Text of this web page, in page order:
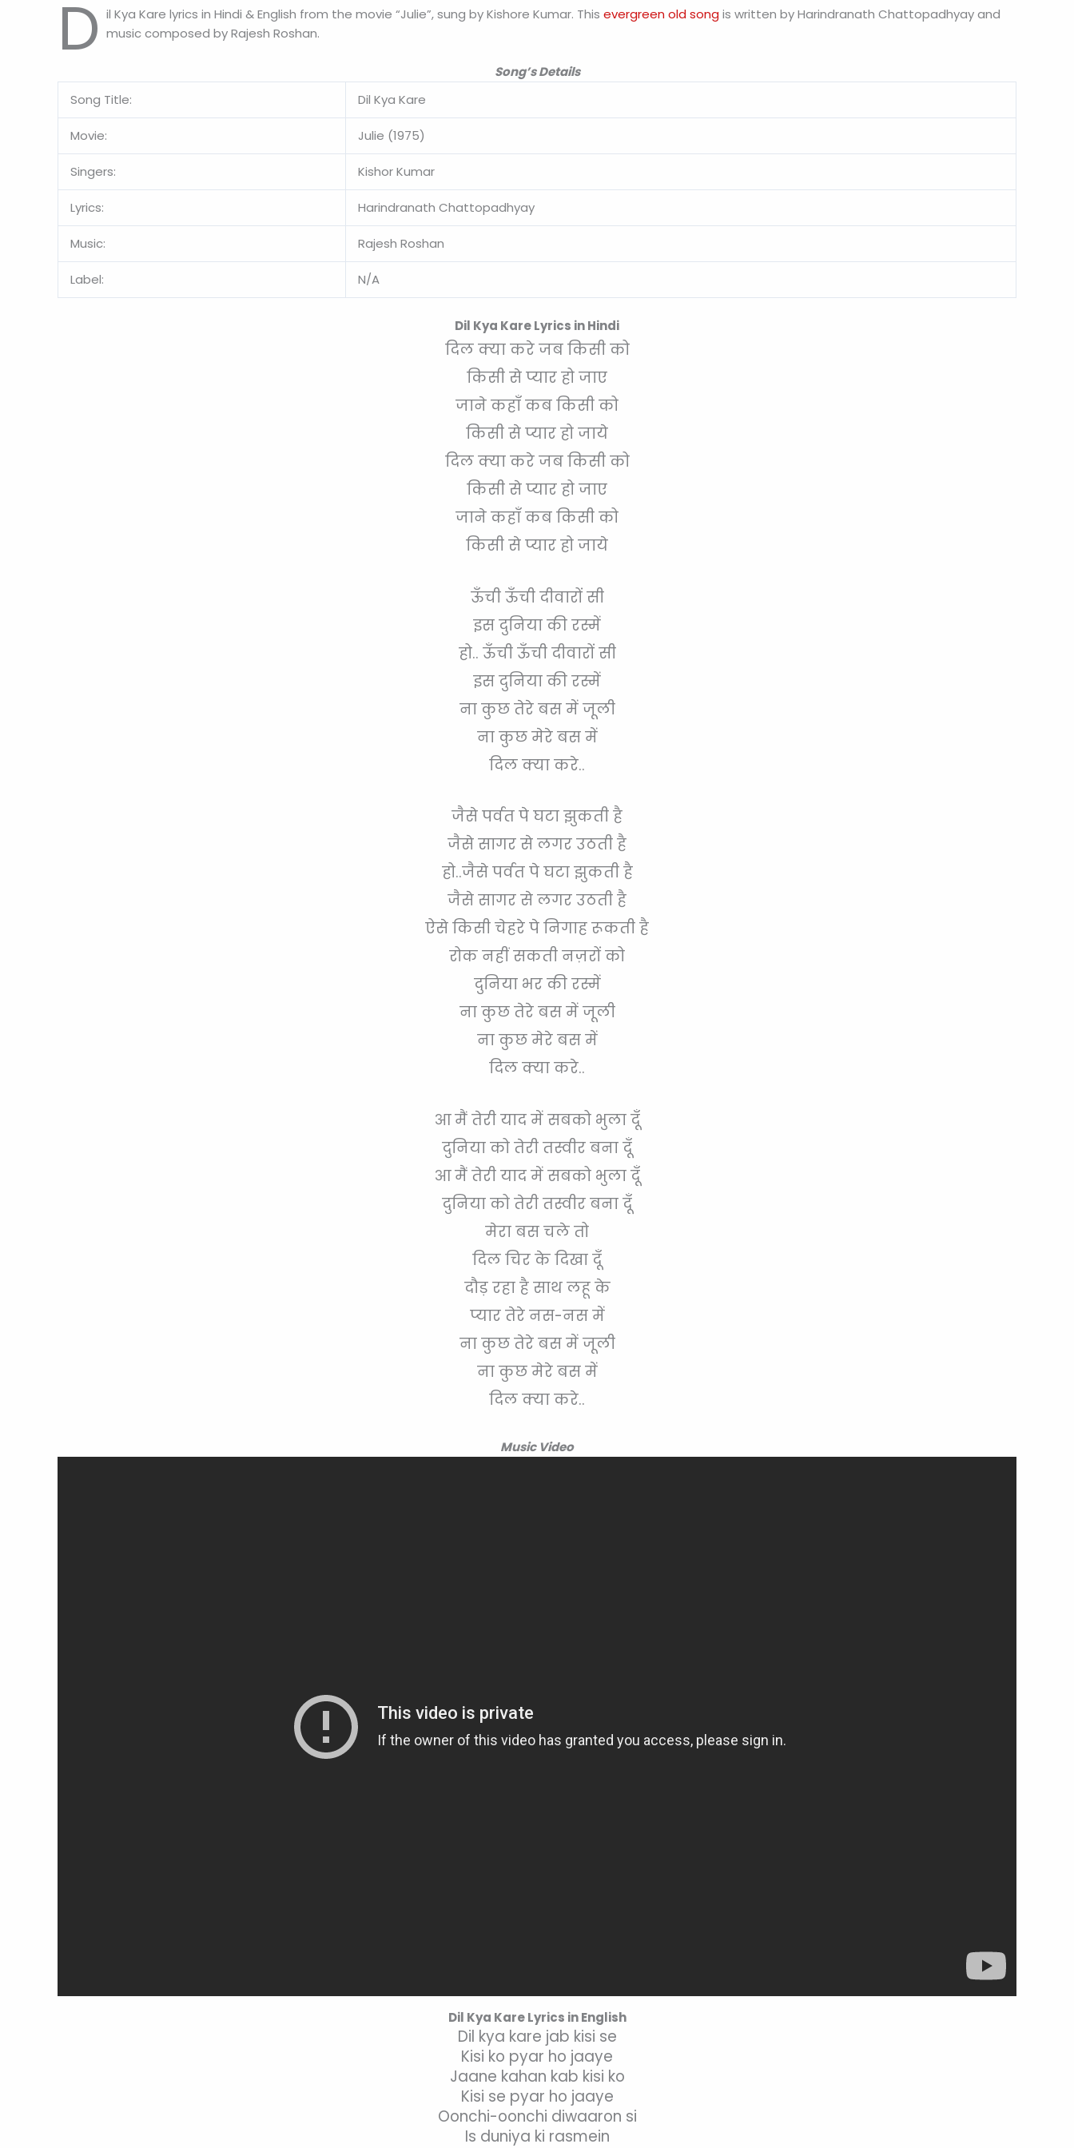
D il Kya Kare lyrics in Hindi & English from the movie “Julie”, sung by Kishore Kumar. This evergreen old song is written by Harindranath Chattopadhyay and
music composed by Rajesh Roshan.
Song’s Details
Song Title:
Dil Kya Kare
Movie: Julie (1975)
Singers: Kishor Kumar
Lyrics: Harindranath Chattopadhyay
Music: Rajesh Roshan
Label: N/A
Dil Kya Kare Lyrics in Hindi
दिल क्या करे जब किसी को
किसी से प्यार हो जाए
जाने कहाँ कब किसी को
किसी से प्यार हो जाये
दिल क्या करे जब किसी को
किसी से प्यार हो जाए
जाने कहाँ कब किसी को
किसी से प्यार हो जाये
ऊँची ऊँची दीवारों सी
इस दुनिया की रस्में
हो.. ऊँची ऊँची दीवारों सी
इस दुनिया की रस्में
ना कुछ तेरे बस में जूली
ना कुछ मेरे बस में
दिल क्या करे..
जैसे पर्वत पे घटा झुकती है
जैसे सागर से लगर उठती है
हो..जैसे पर्वत पे घटा झुकती है
जैसे सागर से लगर उठती है
ऐसे किसी चेहरे पे निगाह रूकती है
रोक नहीं सकती नज़रों को
दुनिया भर की रस्में
ना कुछ तेरे बस में जूली
ना कुछ मेरे बस में
दिल क्या करे..
आ मैं तेरी याद में सबको भुला दूँ
दुनिया को तेरी तस्वीर बना दूँ
आ मैं तेरी याद में सबको भुला दूँ
दुनिया को तेरी तस्वीर बना दूँ
मेरा बस चले तो
दिल चिर के दिखा दूँ
दौड़ रहा है साथ लहू के
प्यार तेरे नस-नस में
ना कुछ तेरे बस में जूली
ना कुछ मेरे बस में
दिल क्या करे..
Music Video
Dil Kya Kare Lyrics in English
Dil kya kare jab kisi se
Kisi ko pyar ho jaaye
Jaane kahan kab kisi ko
Kisi se pyar ho jaaye
Oonchi-oonchi diwaaron si
Is duniya ki rasmein